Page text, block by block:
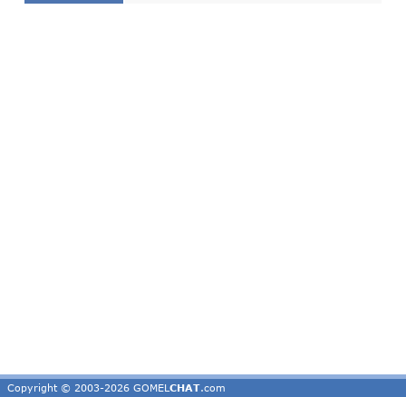
Copyright © 2003-2026 GOMEL CHAT.com